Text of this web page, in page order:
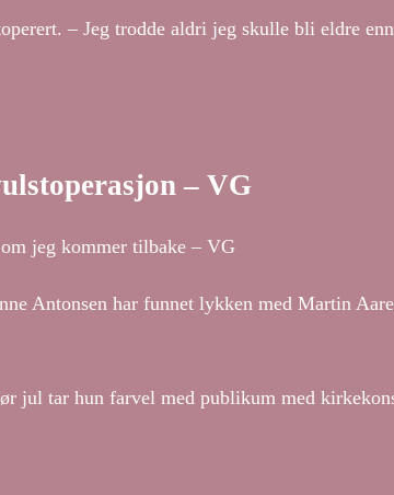
– Jeg trodde aldri jeg skulle bli eldre
– VG
jeg kommer tilbake – VG
Antonsen har funnet lykken med Martin
jul tar hun farvel med publikum med